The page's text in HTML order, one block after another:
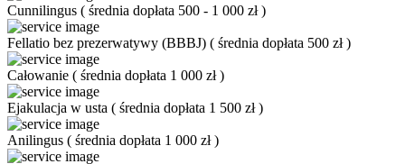
Cunnilingus ( średnia dopłata 500 - 1 000 zł)
Fellatio bez prezerwatywy (BBBJ) ( średnia dopłata 500 zł)
Całowanie ( średnia dopłata 1 000 zł)
Ejakulacja w usta ( średnia dopłata 1 500 zł)
Anilingus ( średnia dopłata 1 000 zł)